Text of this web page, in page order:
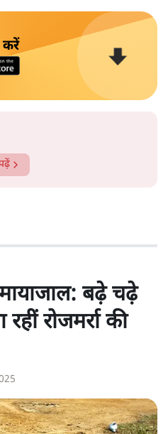
करें
बढ़े चढ़े
रोजमर्रा की